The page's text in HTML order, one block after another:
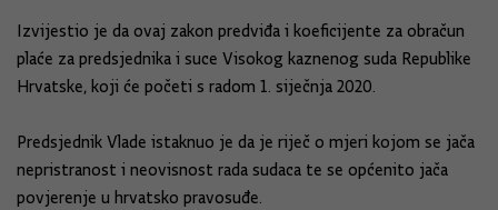
Izvijestio je da ovaj zakon predviđa i koeficijente za obračun
plaće za predsjednika i suce Visokog kaznenog suda Republike
Hrvatske, koji će početi s radom 1. siječnja 2020.
Predsjednik Vlade istaknuo je da je riječ o mjeri kojom se jača
nepristranost i neovisnost rada sudaca te se općenito jača
povjerenje u hrvatsko pravosuđe.